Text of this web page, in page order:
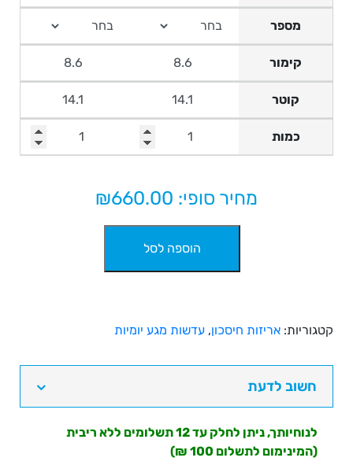
מספר
קימור
קוטר
כמות
מחיר סופי: ₪ 660.00
קלריטי
דיי
באריזות
חיסכון
Clariti
הוספה לסל
קטגוריות: אריזות חיסכון, עדשות מגע יומיות
חשוב לדעת
לנוחיותך, ניתן לחלק עד 12 תשלומים ללא ריבית
(המינימום לתשלום 100 ₪)